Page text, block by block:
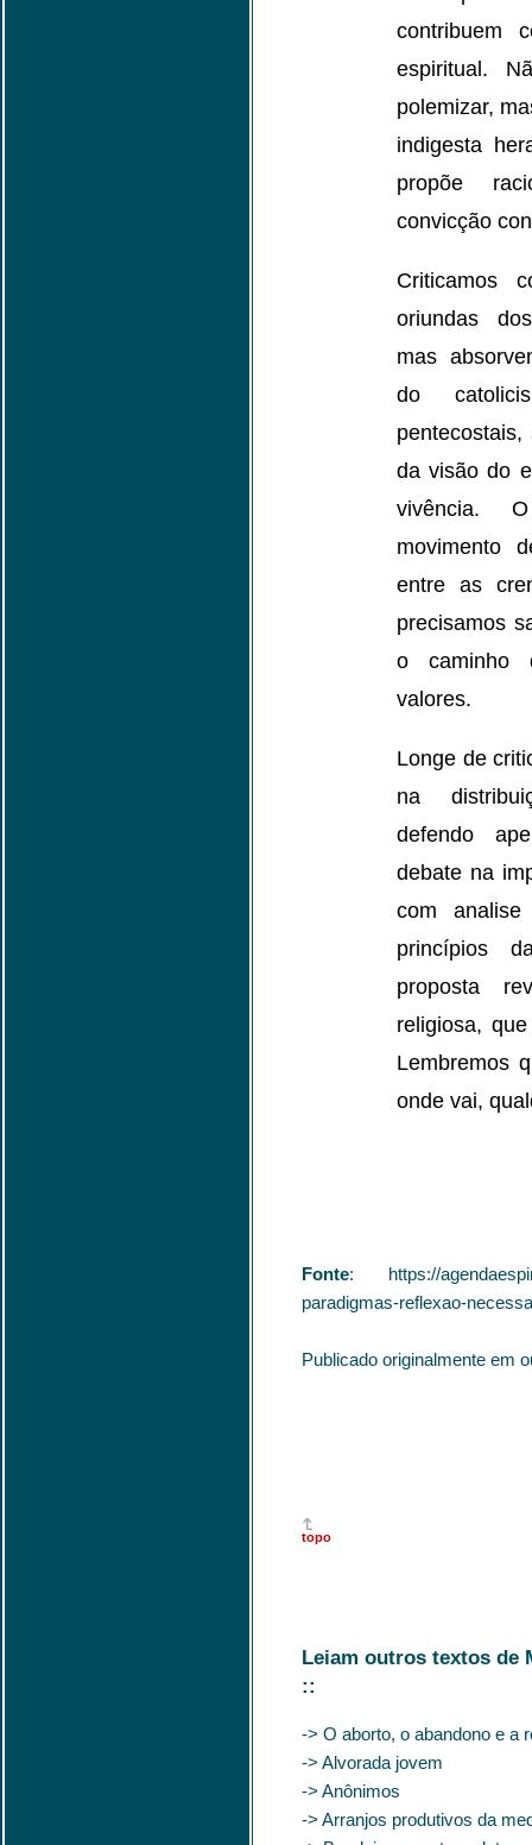
contribuem
espiritual.
polemizar,
indigesta
propõe
convicção
Criticamos
oriundas
mas
do
da visão do
vivência.
movimento
entre as
precisamos
o caminho
valores.
Longe de
na
defendo
debate na
com
princípios
proposta
religiosa,
Lembremos
onde vai,
Fonte: https://
paradigmas-reflexao-
Publicado originalmente em
topo
Leiam outros textos de
::
-> O aborto, o abandono e a
-> Alvorada jovem
-> Anônimos
-> Arranjos produtivos da